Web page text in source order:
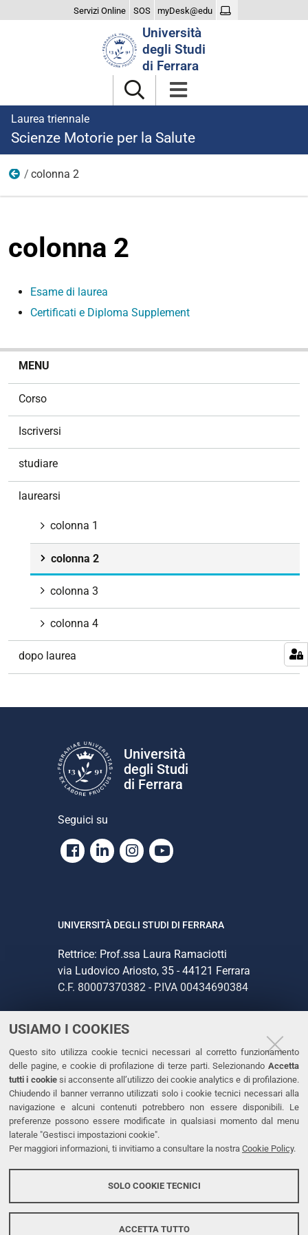
USIAMO I COOKIES
Questo sito utilizza cookie tecnici necessari al corretto funzionamento
delle pagine, e cookie di profilazione di terze parti. Selezionando Accetta
tutti i cookiesi acconsente all’utilizzo dei cookie analytics e di profilazione.
Chiudendo il banner verranno utilizzati solo i cookie tecnici necessari alla
navigazione e alcuni contenuti potrebbero non essere disponibili. Le
preferenze possono essere modificate in qualsiasi momento dal menu
laterale "Gestisci impostazioni cookie".
Per maggiori informazioni, ti invitiamo a consultare la nostra Cookie Policy.
SOLO COOKIE TECNICI
ACCETTA TUTTO
Servizi Online SOS myDesk@edu
Università
degli Studi
di Ferrara
Laurea triennale
Scienze Motorie per la Salute
laurearsi
colonna 2
colonna 2
Esame di laurea
Certificati e Diploma Supplement
MENU
Corso
Iscriversi
studiare
laurearsi
colonna 1
colonna 2
colonna 3
colonna 4
dopo laurea
Università
degli Studi
di Ferrara
Seguici su
Facebook
LinkedinInstagram
Youtube
UNIVERSITÀ DEGLI STUDI DI FERRARA
Rettrice: Prof.ssa Laura Ramaciotti
via Ludovico Ariosto, 35 - 44121 Ferrara
C.F. 80007370382 - P.IVA 00434690384
CONTATTI
Tel. +39 0532 293111
Fax. +39 0532 293031
PEC
LINKS
Dichiarazione di accessibilità
Protezione dati personali